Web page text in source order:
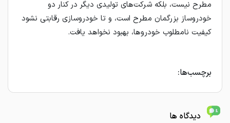
مطرح نیست، بلکه شرکت‌های تولیدی دیگر در کنار دو
خودروساز بزرگمان مطرح است، و تا خودروسازی رقابتی نشود
کیفیت نامطلوب خودروها، بهبود نخواهد یافت.
برچسب‌ها:
دیدگاه ها